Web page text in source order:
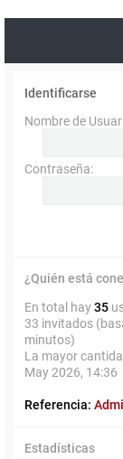
Identificarse
Nombre de
Contraseña:
¿Quién está
En total hay35
33 invitados
minutos)
La mayor
May 2026, 14:36
Referencia:
Estadísticas